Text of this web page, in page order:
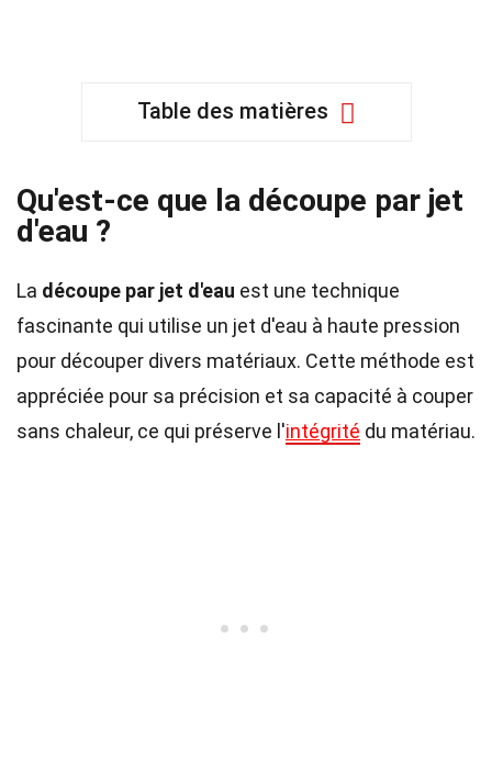
Table des matières
Qu'est-ce que la découpe par jet
d'eau ?
La découpe par jet d'eau est une technique
fascinante qui utilise un jet d'eau à haute pression
pour découper divers matériaux. Cette méthode est
appréciée pour sa précision et sa capacité à couper
sans chaleur, ce qui préserve l'intégrité du matériau.